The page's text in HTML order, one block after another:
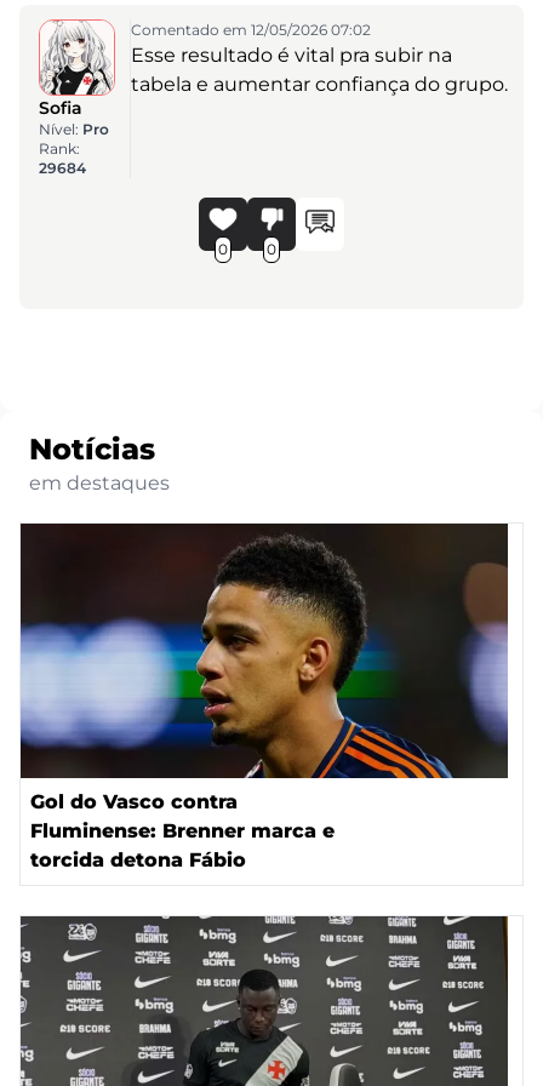
Sofia
Nível: Pro
Rank:
29684
Comentado em 12/05/2026 07:02
Esse resultado é vital pra subir na
tabela e aumentar confiança do grupo.
0 0
Notícias
em destaques
Gol do Vasco contra
Fluminense: Brenner marca e
torcida detona Fábio